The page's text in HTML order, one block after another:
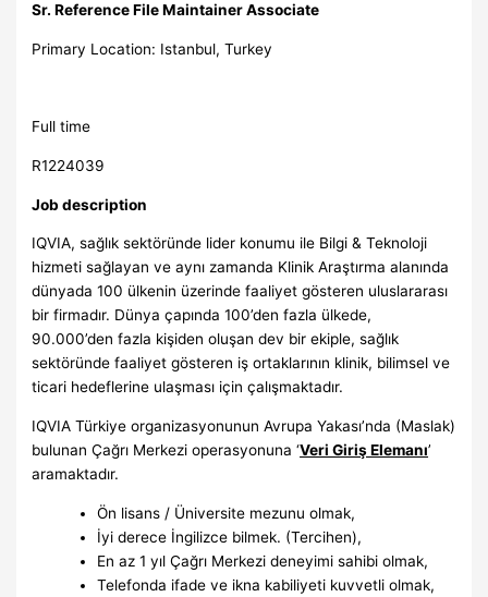
Sr. Reference File Maintainer Associate
Primary Location: Istanbul, Turkey
Full time
R1224039
Job description
IQVIA, sağlık sektöründe lider konumu ile Bilgi & Teknoloji
hizmeti sağlayan ve aynı zamanda Klinik Araştırma alanında
dünyada 100 ülkenin üzerinde faaliyet gösteren uluslararası
bir firmadır. Dünya çapında 100’den fazla ülkede,
90.000’den fazla kişiden oluşan dev bir ekiple, sağlık
sektöründe faaliyet gösteren iş ortaklarının klinik, bilimsel ve
ticari hedeflerine ulaşması için çalışmaktadır.
IQVIA Türkiye organizasyonunun Avrupa Yakası’nda (Maslak)
bulunan Çağrı Merkezi operasyonuna ‘Veri Giriş Elemanı’
aramaktadır.
Ön lisans / Üniversite mezunu olmak,
İyi derece İngilizce bilmek. (Tercihen),
En az 1 yıl Çağrı Merkezi deneyimi sahibi olmak,
Telefonda ifade ve ikna kabiliyeti kuvvetli olmak,